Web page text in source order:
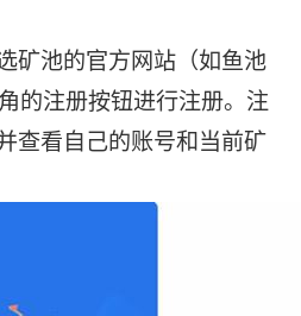
矿池的官方网站（如鱼池
的注册按钮进行注册。注
查看自己的账号和当前矿